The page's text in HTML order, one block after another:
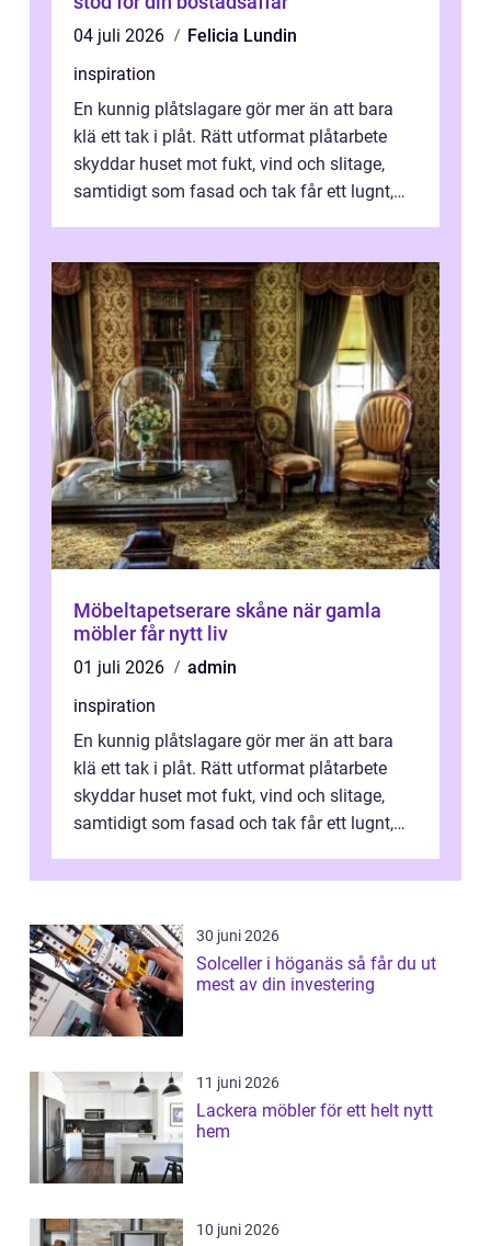
04 juli 2026
Felicia Lundin
inspiration
En kunnig plåtslagare gör mer än att bara
klä ett tak i plåt. Rätt utformat plåtarbete
skyddar huset mot fukt, vind och slitage,
samtidigt som fasad och tak får ett lugnt,
Möbeltapetserare skåne när gamla
möbler får nytt liv
01 juli 2026
admin
inspiration
En kunnig plåtslagare gör mer än att bara
klä ett tak i plåt. Rätt utformat plåtarbete
skyddar huset mot fukt, vind och slitage,
samtidigt som fasad och tak får ett lugnt,
30 juni 2026
Solceller i höganäs så får du ut
mest av din investering
11 juni 2026
Lackera möbler för ett helt nytt
hem
10 juni 2026